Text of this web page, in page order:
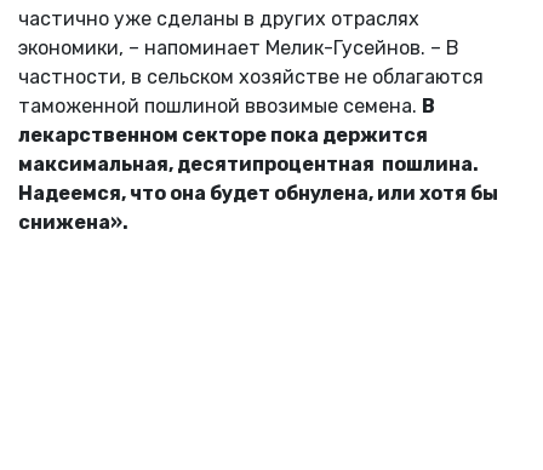
частично уже сделаны в других отраслях
экономики, – напоминает Мелик-Гусейнов. – В
частности, в сельском хозяйстве не облагаются
таможенной пошлиной ввозимые семена. В
лекарственном секторе пока держится
максимальная, десятипроцентная пошлина.
Надеемся, что она будет обнулена, или хотя бы
снижена».